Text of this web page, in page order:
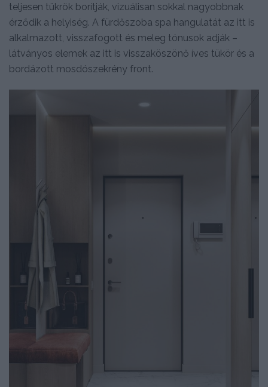
teljesen tükrök borítják, vizuálisan sokkal nagyobbnak
érződik a helyiség. A fürdőszoba spa hangulatát az itt is
alkalmazott, visszafogott és meleg tónusok adják –
látványos elemek az itt is visszaköszönő íves tükör és a
bordázott mosdószekrény front.